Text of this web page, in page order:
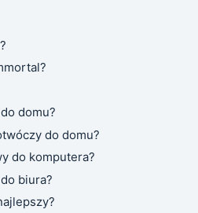
domu?
do domu?
do komputera?
biura?